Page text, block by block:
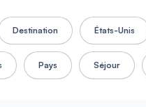
Destination États-Unis
Pays Séjour